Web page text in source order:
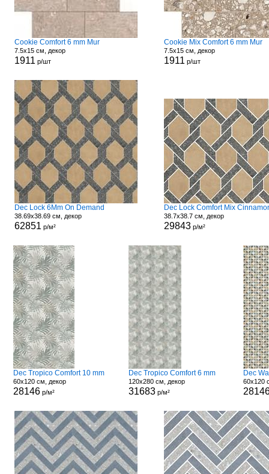
Cookie Comfort 6 mm Mur
7.5x15 см, декор
1911 р/шт
Cookie Mix Comfort 6 mm Mur
7.5x15 см, декор
1911 р/шт
Dec Lock 6Mm On Demand
38.69x38.69 см, декор
62851 р/м²
38.7x38.7 см, декор
29843р/м²
Dec Tropico Comfort 10 mm
60x120 см, декор
28146р/м²
Dec Tropico Comfort 6 mm
120x280 см, декор
31683 р/м²
Dec
60x120